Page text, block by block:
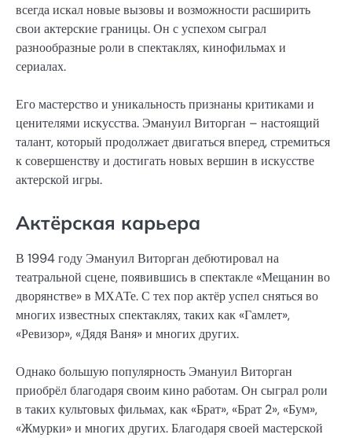
всегда искал новые вызовы и возможности расширить
свои актерские границы. Он с успехом сыграл
разнообразные роли в спектаклях, кинофильмах и
сериалах.
Его мастерство и уникальность признаны критиками и
ценителями искусства. Эмануил Виторган – настоящий
талант, который продолжает двигаться вперед, стремиться
к совершенству и достигать новых вершин в искусстве
актерской игры.
Актёрская карьера
В 1994 году Эмануил Виторган дебютировал на
театральной сцене, появившись в спектакле «Мещанин во
дворянстве» в МХАТе. С тех пор актёр успел сняться во
многих известных спектаклях, таких как «Гамлет»,
«Ревизор», «Дядя Ваня» и многих других.
Однако большую популярность Эмануил Виторган
приобрёл благодаря своим кино работам. Он сыграл роли
в таких культовых фильмах, как «Брат», «Брат 2», «Бум»,
«Жмурки» и многих других. Благодаря своей мастерской